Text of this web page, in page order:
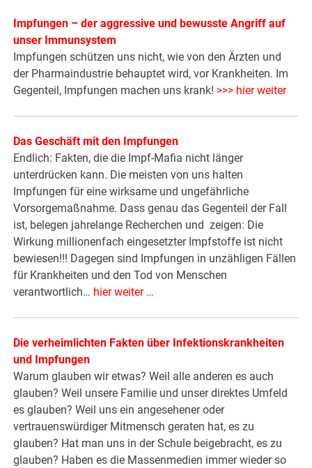
Impfungen – der aggressive und bewusste Angriff auf
unser Immunsystem
Impfungen schützen uns nicht, wie von den Ärzten und
der Pharmaindustrie behauptet wird, vor Krankheiten. Im
Gegenteil, Impfungen machen uns krank! >>> hier weiter
Das Geschäft mit den Impfungen
Endlich: Fakten, die die Impf-Mafia nicht länger
unterdrücken kann. Die meisten von uns halten
Impfungen für eine wirksame und ungefährliche
Vorsorgemaßnahme. Dass genau das Gegenteil der Fall
ist, belegen jahrelange Recherchen und zeigen: Die
Wirkung millionenfach eingesetzter Impfstoffe ist nicht
bewiesen!!! Dagegen sind Impfungen in unzähligen Fällen
für Krankheiten und den Tod von Menschen
verantwortlich… hier weiter …
Die verheimlichten Fakten über Infektionskrankheiten
und Impfungen
Warum glauben wir etwas? Weil alle anderen es auch
glauben? Weil unsere Familie und unser direktes Umfeld
es glauben? Weil uns ein angesehener oder
vertrauenswürdiger Mitmensch geraten hat, es zu
glauben? Hat man uns in der Schule beigebracht, es zu
glauben? Haben es die Massenmedien immer wieder so